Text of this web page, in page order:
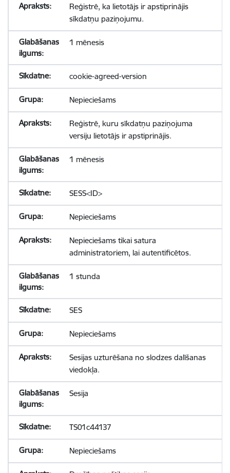
Reģistrē, ka lietotājs ir apstiprinājis
sīkdatņu paziņojumu.
1 mēnesis
cookie-agreed-version
Nepieciešams
Reģistrē, kuru sīkdatņu paziņojuma
versiju lietotājs ir apstiprinājis.
1 mēnesis
SESS<ID>
Nepieciešams
Nepieciešams tikai satura
administratoriem, lai autentificētos.
1 stunda
SES
Nepieciešams
Sesijas uzturēšana no slodzes dalīšanas
viedokļa.
Sesija
TS01c44137
Nepieciešams